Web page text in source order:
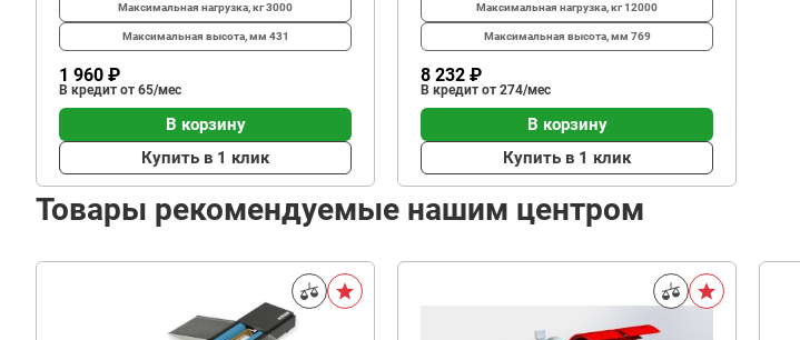
Максимальная нагрузка, кг3000
Максимальная высота, мм 431
1 960 ₽
В кредит от 65/мес
В корзину
Купить в 1 клик
Максимальная нагрузка, кг12000
Максимальная высота, мм 769
8 232 ₽
В кредит от 274/мес
В корзину
Купить в 1 клик
Товары рекомендуемые нашим центром